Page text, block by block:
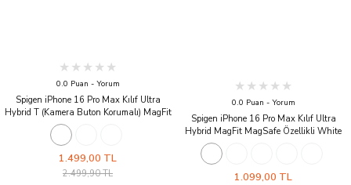
0.0 Puan - Yorum
Spigen iPhone 16 Pro Max Kılıf Ultra
Hybrid T (Kamera Buton Korumalı) MagFit
MagSafe Özellikli White
1.499,00 TL
2.499,90 TL
0.0 Puan - Yorum
Spigen iPhone 16 Pro Max Kılıf Ultra
Hybrid MagFit MagSafe Özellikli White
1.099,00 TL